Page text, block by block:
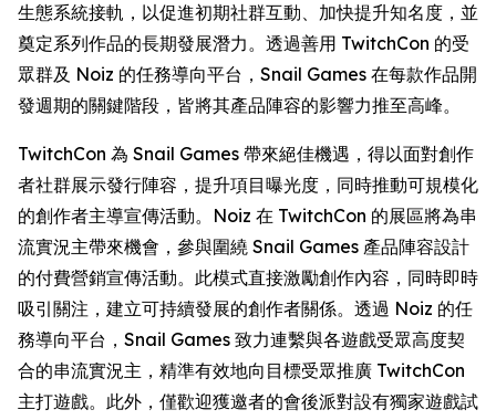
生態系統接軌，以促進初期社群互動、加快提升知名度，並
奠定系列作品的長期發展潛力。透過善用 TwitchCon 的受
眾群及 Noiz 的任務導向平台，Snail Games 在每款作品開
發週期的關鍵階段，皆將其產品陣容的影響力推至高峰。
TwitchCon 為 Snail Games 帶來絕佳機遇，得以面對創作
者社群展示發行陣容，提升項目曝光度，同時推動可規模化
的創作者主導宣傳活動。Noiz 在 TwitchCon 的展區將為串
流實況主帶來機會，參與圍繞 Snail Games 產品陣容設計
的付費營銷宣傳活動。此模式直接激勵創作內容，同時即時
吸引關注，建立可持續發展的創作者關係。透過 Noiz 的任
務導向平台，Snail Games 致力連繫與各遊戲受眾高度契
合的串流實況主，精準有效地向目標受眾推廣 TwitchCon
主打遊戲。此外，僅歡迎獲邀者的會後派對設有獨家遊戲試